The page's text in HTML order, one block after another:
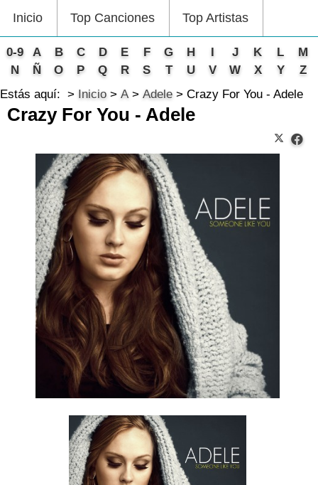
Inicio Top Canciones Top Artistas
0-9 A B C D E F G H I J K L
M
N
Ñ O P Q R S T U V W X Y
Z
Estás aquí:
Inicio A Adele Crazy For You - Adele
Crazy For You - Adele